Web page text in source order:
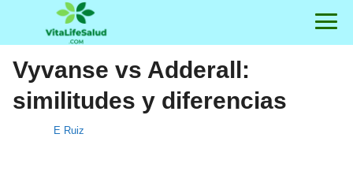
Vyvanse vs Adderall:
similitudes y diferencias
E Ruiz